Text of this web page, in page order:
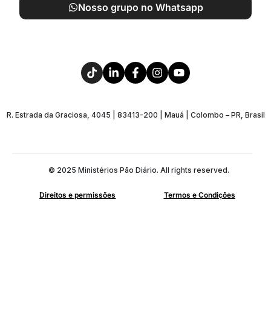
Nosso grupo no Whatsapp
R. Estrada da Graciosa, 4045 | 83413-200 | Mauá | Colombo – PR, Brasil
© 2025 Ministérios Pão Diário. All rights reserved.
Direitos e permissões Termos e Condições